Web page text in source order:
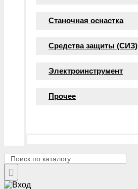
Станочная оснастка
Средства защиты (СИЗ)
Электроинструмент
Прочее